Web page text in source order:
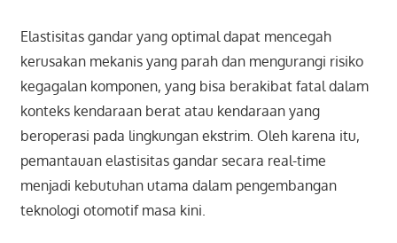
Elastisitas gandar yang optimal dapat mencegah
kerusakan mekanis yang parah dan mengurangi risiko
kegagalan komponen, yang bisa berakibat fatal dalam
konteks kendaraan berat atau kendaraan yang
beroperasi pada lingkungan ekstrim. Oleh karena itu,
pemantauan elastisitas gandar secara real-time
menjadi kebutuhan utama dalam pengembangan
teknologi otomotif masa kini.